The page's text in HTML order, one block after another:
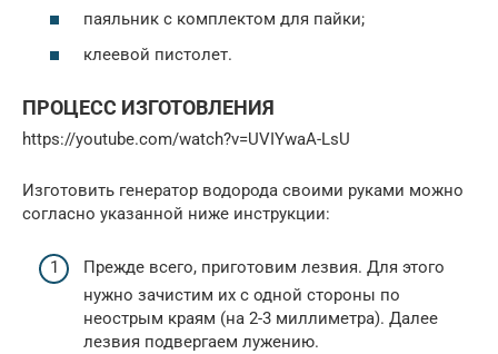
паяльник с комплектом для пайки;
клеевой пистолет.
ПРОЦЕСС ИЗГОТОВЛЕНИЯ
https://youtube.com/watch?v=UVIYwaA-LsU
Изготовить генератор водорода своими руками можно
согласно указанной ниже инструкции:
Прежде всего, приготовим лезвия. Для этого
нужно зачистим их с одной стороны по
неострым краям (на 2-3 миллиметра). Далее
лезвия подвергаем лужению.